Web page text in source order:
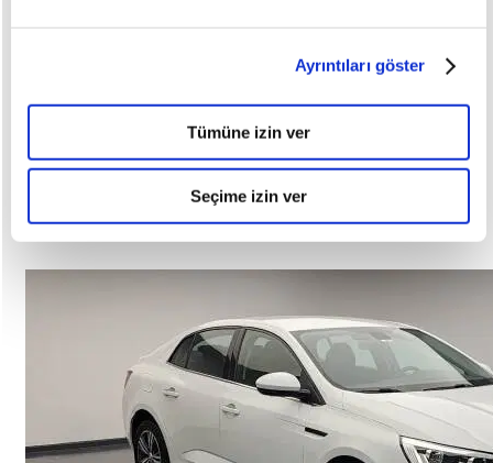
Ayrıntıları göster
Tümüne izin ver
Seçime izin ver